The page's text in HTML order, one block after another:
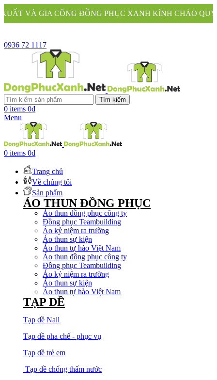
ĐỒNG PHỤC XANH KÍNH CHÀO QUÝ KHÁCH
0936 72 1117
Tìm kiếm
0 items 0₫
Menu
0 items 0₫
Trang chủ
Về chúng tôi
Sản phẩm
ÁO THUN ĐỒNG PHỤC
Áo thun đồng phục công ty
Đồng phục Teambuilding
Áo kỷ niệm ra trường
Áo thun sự kiện
Áo thun tự hào Việt Nam
Áo thun đồng phục công ty
Đồng phục Teambuilding
Áo kỷ niệm ra trường
Áo thun sự kiện
Áo thun tự hào Việt Nam
TẠP DỀ
Tạp dề Nail
Tạp dề pha chế - phục vụ
Tạp dề trẻ em
Tạp dề chống thấm nước